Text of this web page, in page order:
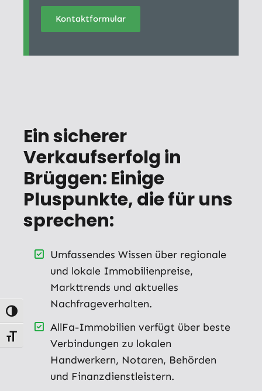
Umschalten auf hohe Kontraste
Schrift vergrößern
Kontaktformular
Ein sicherer
Verkaufserfolg in
Brüggen: Einige
Pluspunkte, die für uns
sprechen:
Umfassendes Wissen über regionale
und lokale Immobilienpreise,
Markttrends und aktuelles
Nachfrageverhalten.
AllFa-Immobilien verfügt über beste
Verbindungen zu lokalen
Handwerkern, Notaren, Behörden
und Finanzdienstleistern.